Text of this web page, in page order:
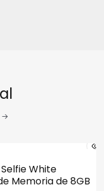
White
Memoria de 8GB